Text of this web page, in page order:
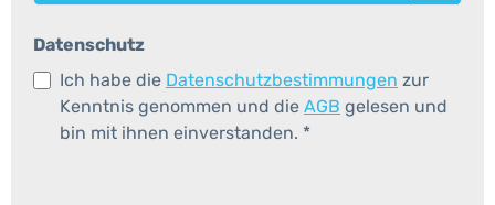
Datenschutz
Ich habe die Datenschutzbestimmungen zur
Kenntnis genommen und die AGB gelesen und
bin mit ihnen einverstanden. *